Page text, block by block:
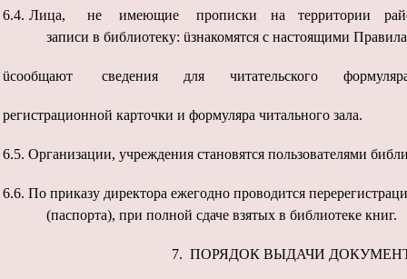
6.4. Лица, не имеющие прописки на территории района,
записи в библиотеку: üзнакомятся с настоящими
üсообщают сведения для читательского
регистрационной карточки и формуляра читального зала.
6.5. Организации, учреждения становятся пользователями
6.6. По приказу директора ежегодно проводится
(паспорта), при полной сдаче взятых в библиотеке книг.
7. ПОРЯДОК ВЫДАЧИ